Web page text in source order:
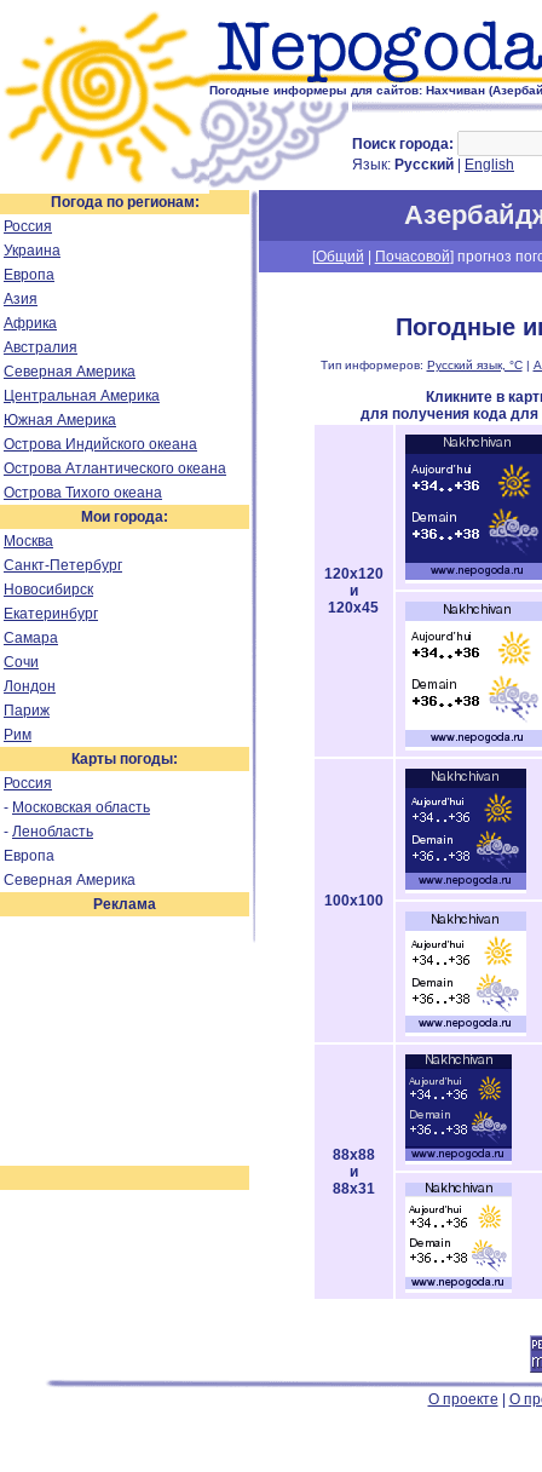
Погодные информеры для сайтов: Нахчиван
Поиск города:
Язык: Русский English
Погода по регионам:
Россия
Украина
Европа
Азия
Африка
Австралия
Северная Америка
Центральная Америка
Южная Америка
Острова Индийского океана
Острова Атлантического океана
Острова Тихого океана
Мои города:
Москва
Санкт-Петербург
Новосибирск
Екатеринбург
Самара
Сочи
Лондон
Париж
Рим
Карты погоды:
Россия
- Московская область
- Ленобласть
Европа
Северная Америка
Реклама
[Общий Почасовой] прогноз
Погодные
Тип информеров: Русский язык, °C|
Кликните в
для получения кода
120x120
и
120x45
100x100
88x88
и
88x31
О проекте О